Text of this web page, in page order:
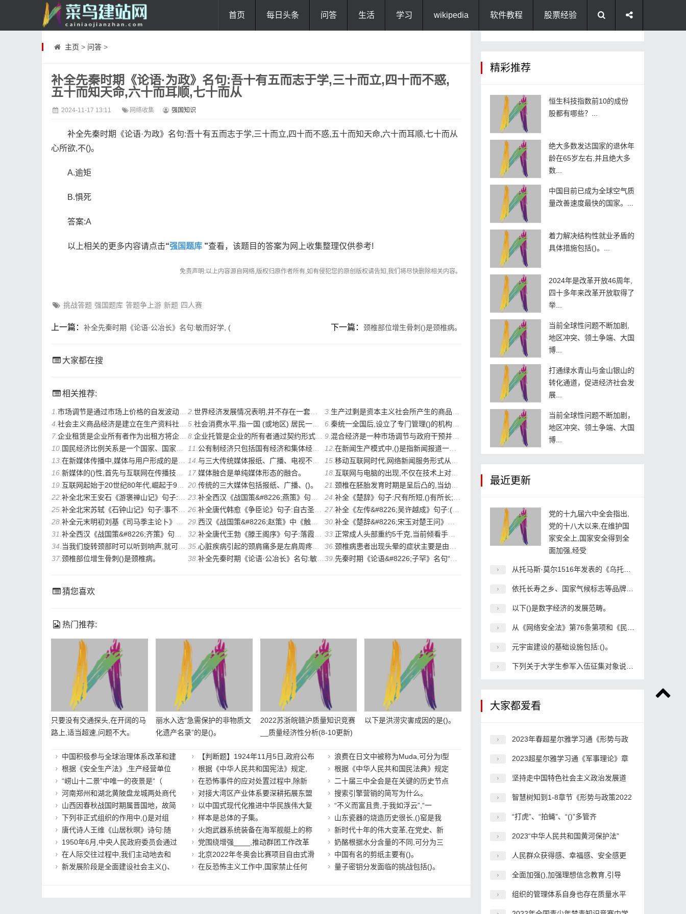
首页 每日头条 问答 生活 学习 wikipedia 软件教程 股票经验
主页 > 问答>
补全先秦时期《论语·为政》名句:吾十有五而志于学,三十而立,四十而不惑,
五十而知天命,六十而耳顺,七十而从
2024-11-17 13:11 网络收集 强国知识
补全先秦时期《论语·为政》名句:吾十有五而志于学,三十而立,四十而不惑,五十而知天命,六十而耳顺,七十而从
心所欲,不()。
A.逾矩
B.惧死
答案:A
以上相关的更多内容请点击“强国题库 ”查看，该题目的答案为网上收集整理仅供参考!
免责声明:以上内容源自网络,版权归原作者所有,如有侵犯您的原创版权请告知,我们将尽快删除相关内容。
挑战答题 强国题库 答题争上游 新题 四人赛
上一篇： 补全先秦时期《论语·公冶长》名句:敏而好学, ( 下一篇： 颈椎部位增生骨刺()是颈椎病。
大家都在搜
相关推荐:
1 市场调节是通过市场上价格的自发波动,以影响商品的供求关系来调节经济活动。它具有两 2 .世界经济发展情况表明,并不存在一套固定不变的经济模式,各国可以根据生产力发展的要求 3. 生产过剩是资本主义社会所产生的商品超过有支付能力的需求而出现的商品过剩现象。
4 社会主义商品经济是建立在生产资料社会主义公有制基础上的有计划的商品生产和商品交换 5 .社会消费水平,指一国 (或地区) 居民一定时期平均享用的生活消费的产品(或劳务)的数量 6. 秦统一全国后,设立了专门管理()的机构,最高长官是太尉。
7 企业租赁是企业所有者作为出租方将企业()地交给承租方经营,承租方向出租方交付租金并 8 .企业托管是企业的所有者通过契约形式,把企业法人财产交由具有较强经营管理能力并能够 9. 混合经济是一种市场调节与政府干预并存的经济组织方式。
10 国民经济比例关系是一个国家、国家内部各地区、各产业领域经济发展水平的量化关系。 11 公有制经济只包括国有经济和集体经济。 12. 在新闻生产模式中,()是指新闻报道一层一层向纵深挺进,使新闻由浅入深,揭示事件真相,探
13 在新媒体传播中,媒体与用户形成的是即时的、充分的()交流。 14 .与三大传统媒体报纸、广播、电视不同,新媒体真正实现了()。 15. 移动互联网时代,网络新闻服务形式从早期的自主传播模式转化到以()为主的资讯平台供给
16 新媒体的()性,首先与互联网在传播技术上的优势相关,但更重要的是网民的积极参与。 17 .媒体融合是单纯媒体形态的融合。 18. 互联网与电脑的出现,不仅在技术上对传统媒体进行改造,还催生了一种新的新闻形态——网
19 互联网起始于20世纪80年代,崛起于90年代,兴旺于新世纪。以互联网为平台,一批新媒体如 20 .传统的三大媒体包括报纸、广播、()。 21 颈椎在胚胎发育时期是呈后凸的,当幼儿学会坐起后,颈椎承担头部重量,使椎体和椎间盘前
22 补全北宋王安石《游褒禅山记》句子:然力足以至焉,于人为可讥,而在己为有悔;尽吾()也而 23 .补全西汉《战国策&#8226;燕策》句子:故察()而授官者,成功之君也;论()而结交者,立 24 补全《楚辞》句子:尺有所短,()有所长;物有所不足,智有所不明。
25 补全北宋苏轼《石钟山记》句子:事不目见耳闻而()其有无,可乎? 26 .补全唐代韩愈《争臣论》句子:自古圣人贤士皆非有求于闻用也,闵其时之不平、人之不乂, 27. 补全《左传&#8226;吴许越成》句子:()莫如滋,去疾莫如尽。
28 补全元末明初刘基《司马季主论卜》句子:激湍之下,必有();高丘之下,必有()。 29 .西汉《战国策&#8226;赵策》中《触龙说赵太后》一文描述,秦军压境,赵国危殆。群臣 30. 补全《楚辞&#8226;宋玉对楚王问》句子:其()弥高,其和弥寡。
31 补全西汉《战国策&#8226;齐策》句子:臣闻鄙语曰:“见兔而顾犬,未为晚也;(),未为迟 32 .补全唐代王勃《滕王阁序》句子:落霞与孤鹜齐飞,()共长天一色。 33. 正常成人头部重约5千克,当前倾看手机等电子设备时,头与颈椎通常呈60度角,此时由于物理
34 当我们旋转颈部时可以听到响声,就可以确定是颈椎病。 35 .心脏疾病引起的颈肩痛多是左肩周疼痛,与颈椎、肩关节本身的疾病不同,此时的颈肩痛多与 36. 颈椎病患者出现头晕的症状主要是由于病变压迫(),患者会出现头晕、黑蒙等症状,严重者会
37 颈椎部位增生骨刺()是颈椎病。 38 .补全先秦时期《论语·公冶长》名句:敏而好学, (),是以谓之“文”也。 39. 先秦时期《论语&#8226;子罕》名句“子在川上曰:‘逝者如斯夫,不舍昼夜。’”中,“
猜您喜欢
热门推荐:
只要没有交通探头,在开阔的马
路上,适当超速,问题不大。
丽水入选“急需保护的非物质文
化遗产名录”的是()。
2022苏浙皖赣沪质量知识竞赛
__质量经济性分析(8-10更新)
以下是洪涝灾害成因的是()。
中国积极参与全球治理体系改革和建 【判断题】1924年11月5日,政府公布
浪费在日文中被称为Muda,可分为l型
根据《安全生产法》,生产经营单位
根据《中华人民共和国宪法》规定,
根据《中华人民共和国民法典》规定
“崂山十二景”中唯一的夜景是“（
在恐怖事件的应对处置过程中,除新
二十届三中全会是在关键的历史节点
河南郑州和湖北黄陂盘龙城两处商代
对接大湾区产业体系要深耕拓展东盟
搜索引擎营销的简写为什么。
山西因春秋战国时期属晋国地，故简
以中国式现代化推进中华民族伟大复
“不义而富且贵,于我如浮云”,“一
下列非正式组织的作用中,()是对组
样本是总体的子集。
山东瓷器的烧造历史很长,()窑是我
唐代诗人王维《山居秋暝》诗句:随
火炮武器系统装备在海军舰艇上的称
新时代十年的伟大变革,在党史、新
1950年6月,中央人民政府委员会通过
党围绕增强____,推动群团工作改革
奶酪根据水分含量的不同,可分为三
在人际交往过程中,我们主动地去和
北京2022年冬奥会比赛项目自由式滑
中国有名的剪纸主要有()。
新发展阶段是全面建设社会主义()、
在反恐怖主义工作中,国家禁止任何 量子密钥分发面临的挑战包括()。
精彩推荐
恒生科技指数前10的成份
股都有哪些？...
绝大多数发达国家的退休年
龄在65岁左右,并且绝大多
数...
中国目前已成为全球空气质
量改善速度最快的国家。...
着力解决结构性就业矛盾的
具体措施包括()。...
2024年是改革开放46周年,
四十多年来改革开放取得了
举...
当前全球性问题不断加剧,
地区冲突、领土争端、大国
博...
打通绿水青山与金山银山的
转化通道，促进经济社会发
展...
当前全球性问题不断加剧，
地区冲突、领土争端、大国
博...
最近更新
党的十九届六中全会指出,
党的十八大以来,在维护国
家安全上,国家安全得到全
面加强,经受
从托马斯·莫尔1516年发表的《乌托邦》到现在,社会主义已经有了五百年的历史了,在科学
依托长寿之乡、国家气候标志等品牌和壮瑶医药等特色资源优势,打造()品牌国际健康旅游
以下()是数字经济的发展范畴。
从《网络安全法》第76条第项和《民法典》第1034条第2款的规定来看,个人信息应用具有()
元宇宙建设的基础设施包括:()。
下列关于大学生参军入伍征集对象说法正确的是()。
大家都爱看
2023年春超星尔雅学习通《形势与政
2023超星尔雅学习通《军事理论》章
坚持走中国特色社会主义政治发展道
智慧树知到1-8章节《形势与政策2022
“打虎”、“拍蝇”、“()”多管齐
2023“中华人民共和国黄河保护法”
人民群众获得感、幸福感、安全感更
全面加强(),加强理想信念教育,引导
组织的管理体系自身也存在质量水平